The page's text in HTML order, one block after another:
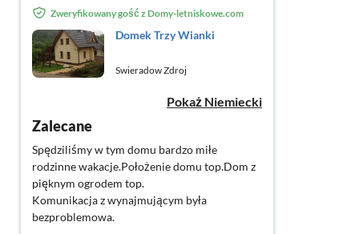
Zweryfikowany gość z Domy-letniskowe.com
Domek Trzy Wianki
Swieradow Zdroj
Pokaż Niemiecki
Zalecane
Spędziliśmy w tym domu bardzo miłe
rodzinne wakacje.Położenie domu top.Dom z
pięknym ogrodem top.
Komunikacja z wynajmującym była
bezproblemowa.